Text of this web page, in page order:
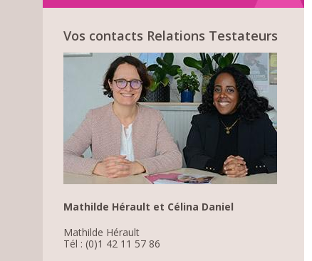
Vos contacts Relations Testateurs
Mathilde Hérault et Célina Daniel
Mathilde Hérault
Tél : (0)1 42 11 57 86